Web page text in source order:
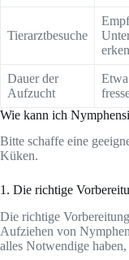
Tierarztbesuche
Dauer der
Aufzucht
Wie kann ich
Bitte schaffe eine
Küken.
1. Die richtige
Die richtige
Aufziehen von
alles Notwendige